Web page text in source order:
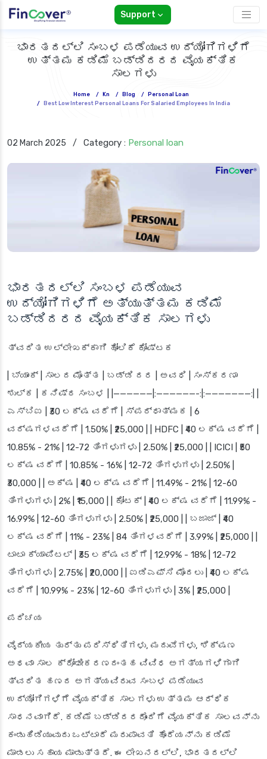
Support
ಭಾರತದಲ್ಲಿ ಸಂಬಳ ಪಡೆಯುವ ಉದ್ಯೋಗಿಗಳಿಗೆ
ಉತ್ತಮ ಕಡಿಮೆ ಬಡ್ಡಿದರದ ವೈಯಕ್ತಿಕ
ಸಾಲಗಳು
Home / Kn / Blog /
Personal Loan
/
Best Low Interest Personal Loans For Salaried Employees In India
02 March 2025 / Category : Personal loan
ಭಾರತದಲ್ಲಿ ಸಂಬಳ ಪಡೆಯುವ
ಉದ್ಯೋಗಿಗಳಿಗೆ ಅತ್ಯುತ್ತಮ ಕಡಿಮೆ
ಬಡ್ಡಿದರದ ವೈಯಕ್ತಿಕ ಸಾಲಗಳು
ತ್ವರಿತ ಉಲ್ಲೇಖಕ್ಕಾಗಿ ಹೋಲಿಕೆ ಕೋಷ್ಟಕ
ಬ್ಯಾಂಕ್ ಸಾಲದ ಮೊತ್ತ ಬಡ್ಡಿ ದರ ಅವಧಿ
ಸಂಸ್ಕರಣಾ
ಶುಲ್ಕ
ಕನಿಷ್ಠ ಸಂಬಳ
| |——————|:——————-:|:———————:| |
ಎಸ್‌ಬಿಐ | ₹30 ಲಕ್ಷ ವರೆಗೆ | ಸ್ಪರ್ಧಾತ್ಮಕ | 6
ವರ್ಷಗಳವರೆಗೆ | 1.50% | ₹25,000 | | HDFC | ₹40 ಲಕ್ಷ ವರೆಗೆ |
10.85% - 21% | 12-72 ತಿಂಗಳುಗಳು | 2.50% | ₹25,000 | | ICICI | ₹50
ಲಕ್ಷ ವರೆಗೆ | 10.85% - 16% | 12-72 ತಿಂಗಳುಗಳು | 2.50% |
₹30,000 | | ಅಕ್ಷ | ₹40 ಲಕ್ಷ ವರೆಗೆ | 11.49% - 21% | 12-60
ತಿಂಗಳುಗಳು | 2% | ₹15,000 | | ಕೋಟಕ್ | ₹40 ಲಕ್ಷ ವರೆಗೆ | 11.99% -
16.99% | 12-60 ತಿಂಗಳುಗಳು | 2.50% | ₹25,000 | | ಬಜಾಜ್ | ₹40
ಲಕ್ಷ ವರೆಗೆ | 11% - 23% | 84 ತಿಂಗಳವರೆಗೆ | 3.99% | ₹25,000 | |
ಟಾಟಾ ಕ್ಯಾಪಿಟಲ್ | ₹35 ಲಕ್ಷ ವರೆಗೆ | 12.99% - 18% | 12-72
ತಿಂಗಳುಗಳು | 2.75% | ₹20,000 | | ಐಡಿಎಫ್‌ಸಿ ಮೊದಲು | ₹40 ಲಕ್ಷ
ವರೆಗೆ | 10.99% - 23% | 12-60 ತಿಂಗಳುಗಳು | 3% | ₹25,000 |
ಪರಿಚಯ
ವೈದ್ಯಕೀಯ ತುರ್ತು ಪರಿಸ್ಥಿತಿಗಳು, ಮದುವೆಗಳು, ಶಿಕ್ಷಣ
ಅಥವಾ ಸಾಲ ಕ್ರೋಢೀಕರಣದಂತಹ ವಿವಿಧ ಅಗತ್ಯಗಳಿಗಾಗಿ
ತ್ವರಿತ ಹಣದ ಅಗತ್ಯವಿರುವ ಸಂಬಳ ಪಡೆಯುವ
ಉದ್ಯೋಗಿಗಳಿಗೆ ವೈಯಕ್ತಿಕ ಸಾಲಗಳು ಉತ್ತಮ ಆರ್ಥಿಕ
ಸಾಧನವಾಗಿದೆ. ಕಡಿಮೆ ಬಡ್ಡಿದರ ದೊಂದಿಗೆ ವೈಯಕ್ತಿಕ ಸಾಲವನ್ನು
ಕಂಡುಹಿಡಿಯುವುದು ಒಟ್ಟಾರೆ ಮರುಪಾವತಿ ಹೊರೆಯನ್ನು ಕಡಿಮೆ
ಮಾಡಲು ಸಹಾಯ ಮಾಡುತ್ತದೆ. ಈ ಲೇಖನದಲ್ಲಿ, ಭಾರತದಲ್ಲಿ